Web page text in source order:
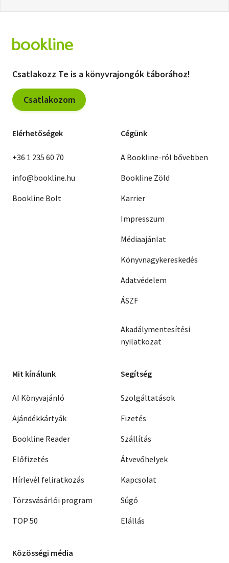
Csatlakozz Te is a könyvrajongók táborához!
Csatlakozom
Elérhetőségek
+36 1 235 60 70
info@bookline.hu
Bookline Bolt
Cégünk
A Bookline-ról bővebben
Bookline Zöld
Karrier
Impresszum
Médiaajánlat
Könyvnagykereskedés
Adatvédelem
ÁSZF
Akadálymentesítési
nyilatkozat
Mit kínálunk
AI Könyvajánló
Ajándékkártyák
Bookline Reader
Előfizetés
Hírlevél feliratkozás
Törzsvásárlói program
TOP 50
Segítség
Szolgáltatások
Fizetés
Szállítás
Átvevőhelyek
Kapcsolat
Súgó
Elállás
Közösségi média